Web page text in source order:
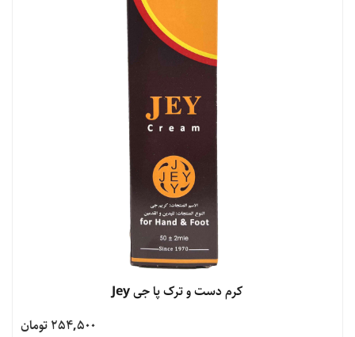
کرم دست و ترک پا جی Jey
254,500 تومان